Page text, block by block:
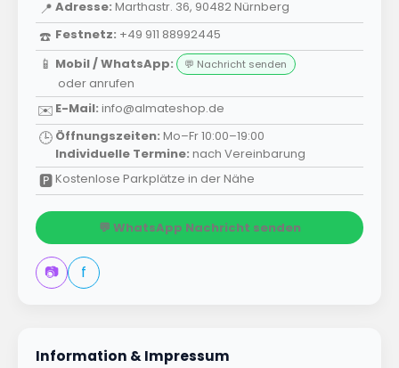
📍 Adresse: Marthastr. 36, 90482 Nürnberg
☎️ Festnetz: +49 911 88992445
📱 Mobil / WhatsApp: 💬 Nachricht senden
oder anrufen
✉️ E-Mail: info@almateshop.de
🕒 Öffnungszeiten: Mo–Fr 10:00–19:00
Individuelle Termine: nach Vereinbarung
🅿️Kostenlose Parkplätze in der Nähe
💬 WhatsApp Nachricht senden
📷 f
Information & Impressum